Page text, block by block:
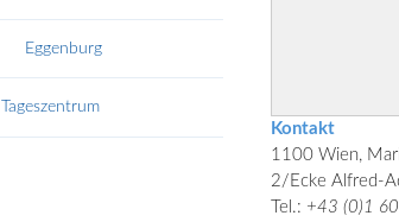
Eggenburg
Tageszentrum
Kontakt
1100 Wien,
2/Ecke Alfred-
Tel.: +43 (0)1